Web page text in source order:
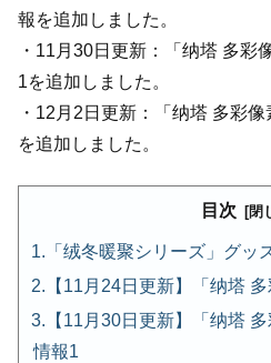
報を追加しました。
・11月30日更新：「纳塔 多彩
1を追加しました。
・12月2日更新：「纳塔 多彩
を追加しました。
目次
「绒冬暖聚シリーズ」グッ
【11月24日更新】「纳塔
【11月30日更新】「纳塔
情報1